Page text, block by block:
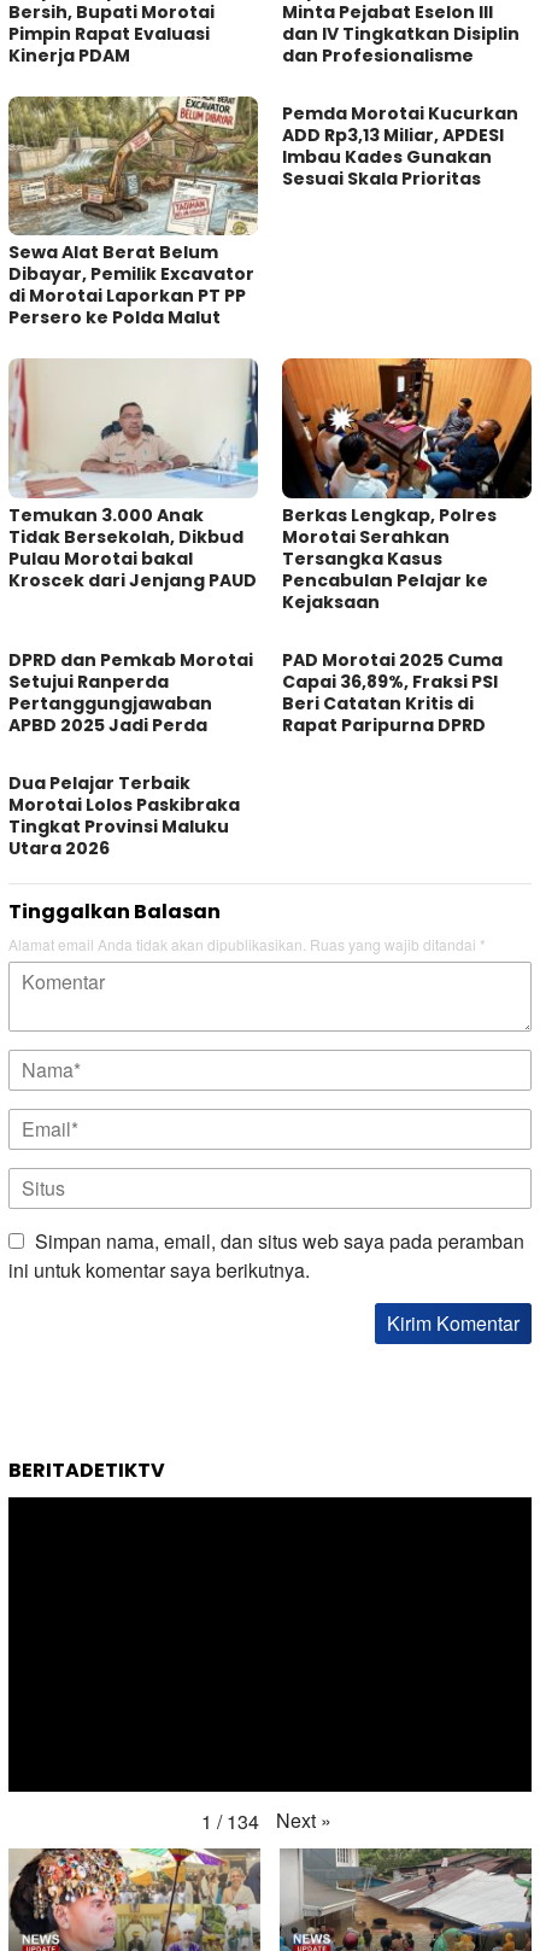
Bersih, Bupati Morotai
Pimpin Rapat Evaluasi
Kinerja PDAM
Minta Pejabat Eselon III
dan IV Tingkatkan Disiplin
dan Profesionalisme
Sewa Alat Berat Belum
Dibayar, Pemilik Excavator
di Morotai Laporkan PT PP
Persero ke Polda Malut
Pemda Morotai Kucurkan
ADD Rp3,13 Miliar, APDESI
Imbau Kades Gunakan
Sesuai Skala Prioritas
Temukan 3.000 Anak
Tidak Bersekolah, Dikbud
Pulau Morotai bakal
Kroscek dari Jenjang PAUD
Berkas Lengkap, Polres
Morotai Serahkan
Tersangka Kasus
Pencabulan Pelajar ke
Kejaksaan
DPRD dan Pemkab Morotai
Setujui Ranperda
Pertanggungjawaban
APBD 2025 Jadi Perda
PAD Morotai 2025 Cuma
Capai 36,89%, Fraksi PSI
Beri Catatan Kritis di
Rapat Paripurna DPRD
Dua Pelajar Terbaik
Morotai Lolos Paskibraka
Tingkat Provinsi Maluku
Utara 2026
Tinggalkan Balasan
Alamat email Anda tidak akan dipublikasikan. Ruas yang wajib ditandai *
Simpan nama, email, dan situs web saya pada peramban
ini untuk komentar saya berikutnya.
BERITADETIKTV
1 / 134 Next »